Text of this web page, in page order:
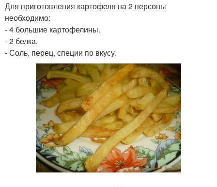
Для приготовления картофеля на 2 персоны
необходимо:
- 4 большие картофелины.
- 2 белка.
- Соль, перец, специи по вкусу.